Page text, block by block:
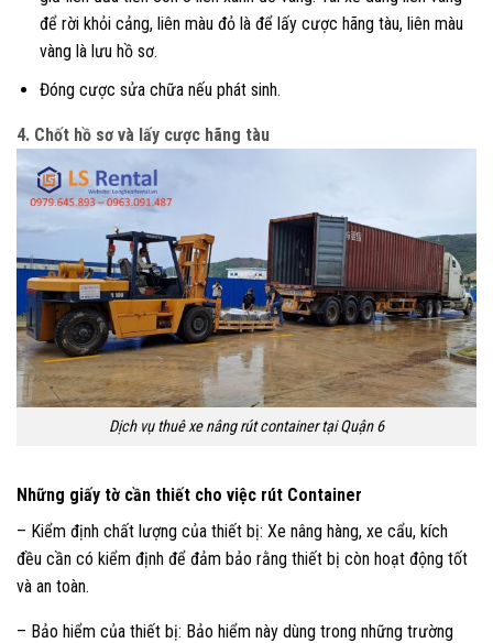
để rời khỏi cảng, liên màu đỏ là để lấy cược hãng tàu, liên màu
vàng là lưu hồ sơ.
Đóng cược sửa chữa nếu phát sinh.
4. Chốt hồ sơ và lấy cược hãng tàu
Dịch vụ thuê xe nâng rút container tại Quận 6
Những giấy tờ cần thiết cho việc rút Container
– Kiểm định chất lượng của thiết bị: Xe nâng hàng, xe cẩu, kích
đều cần có kiểm định để đảm bảo rằng thiết bị còn hoạt động tốt
và an toàn.
– Bảo hiểm của thiết bị: Bảo hiểm này dùng trong những trường